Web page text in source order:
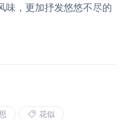
味，更加抒发悠悠不尽的
花似